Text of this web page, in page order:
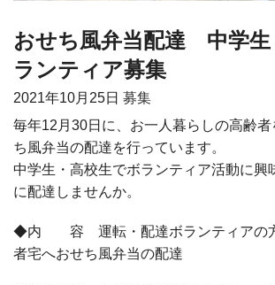
おせち風弁当配達 中学生
ランティア募集
2021年10月25日 募集
毎年12 月 30日に、お一人暮らしの高齢
ち風弁当の配達を行っています。
中学生・高校生でボランティア活動に興
に配達しませんか。
◆内 容 運転・配達ボランティアの方
者宅へおせち風弁当の配達